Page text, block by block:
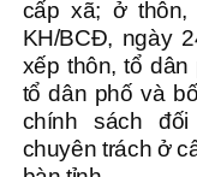
cấp xã; ở
KH/BCĐ, ngày
xếp thôn, tổ
tổ dân phố và
chính sách
chuyên trách ở